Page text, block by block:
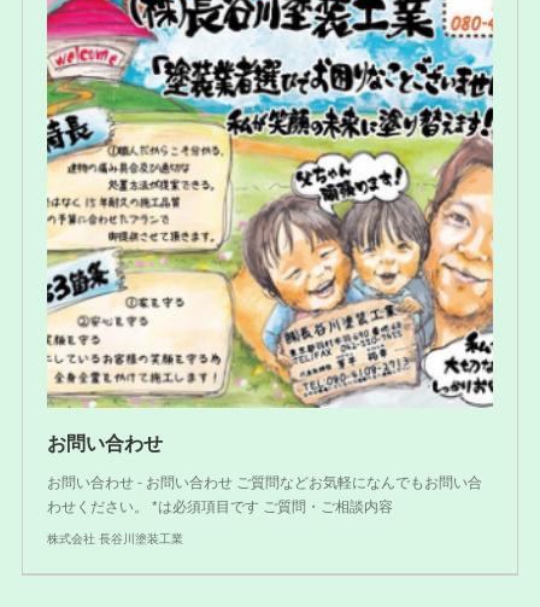
お問い合わせ
お問い合わせ - お問い合わせ ご質問などお気軽になんでもお問い合
わせください。 *は必須項目です ご質問・ご相談内容
株式会社 長谷川塗装工業